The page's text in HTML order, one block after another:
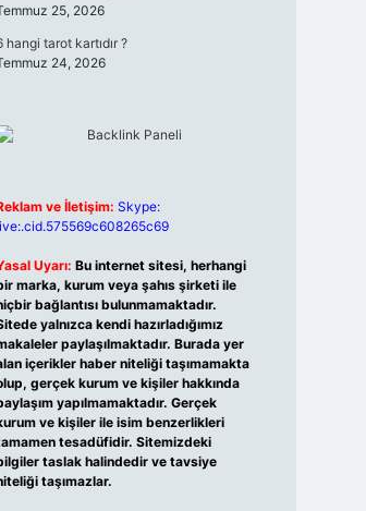
25, 2026
hangi tarot kartıdır ?
24, 2026
ve İletişim: Skype:
Uyarı: Bu internet sitesi, herhangi
marka, kurum veya şahıs şirketi ile
bağlantısı bulunmamaktadır.
yalnızca kendi hazırladığımız
paylaşılmaktadır. Burada yer
içerikler haber niteliği taşımamakta
gerçek kurum ve kişiler hakkında
yapılmamaktadır. Gerçek
ve kişiler ile isim benzerlikleri
tesadüfidir. Sitemizdeki
taslak halindedir ve tavsiye
taşımazlar.